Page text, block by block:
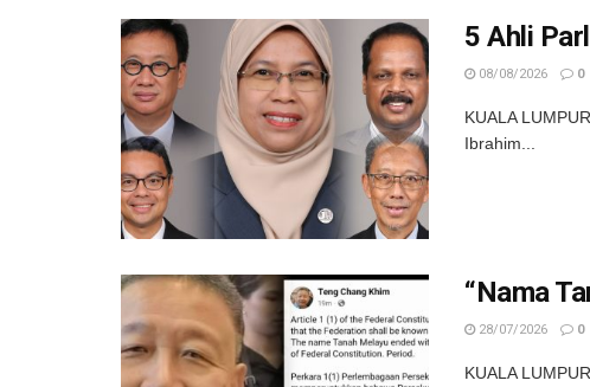
5 Ahli
08/08/2026 0
KUALA
Ibrahim...
“Nama
28/07/2026 0
KUALA